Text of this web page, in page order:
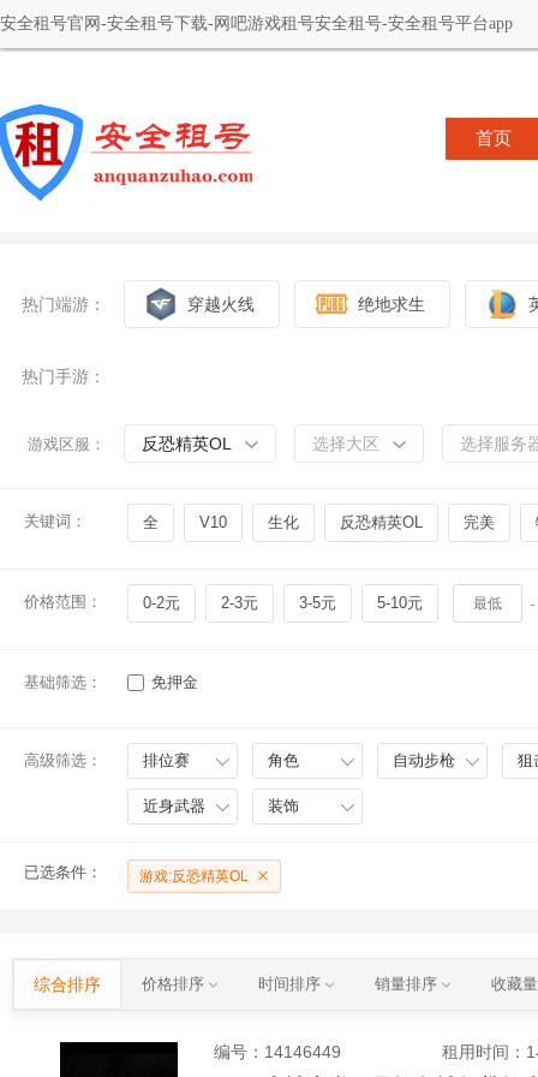
安全租号官网-安全租号下载-网吧游戏租号安全租号-安全租号平台app
首页
热门端游： 穿越火线 绝地求生
热门手游：
游戏区服： 反恐精英OL 选择大区 选择服务
关键词： 全 V10 生化 反恐精英OL 完美
价格范围： 0-2元 2-3元 3-5元 5-10元 -
基础筛选： 免押金
高级筛选： 排位赛 角色 自动步枪 狙
近身武器 装饰
已选条件： 游戏:反恐精英OL
综合排序 价格排序 时间排序 销量排序 收藏
编号： 14146449 租用时间 ：